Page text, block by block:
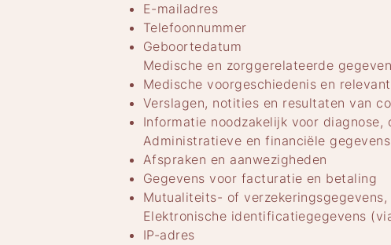
E-mailadres
Telefoonnummer
Geboortedatum
Medische en zorggerelateerde
Medische voorgeschiedenis en
Verslagen, notities en resultaten van
Informatie noodzakelijk voor diagnose,
Administratieve en financiële gegevens
Afspraken en aanwezigheden
Gegevens voor facturatie en betaling
Mutualiteits- of
Elektronische identificatiegegevens
IP-adres